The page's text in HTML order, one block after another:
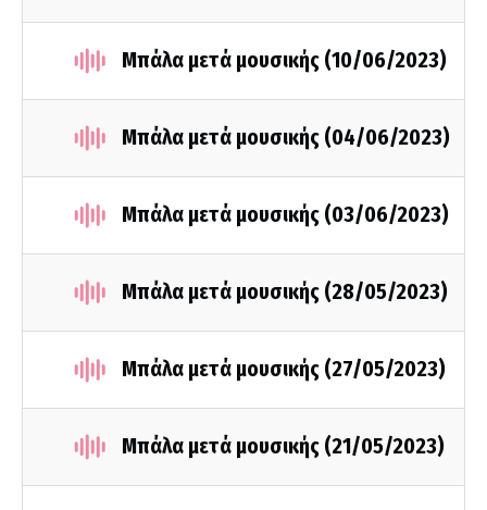
Μπάλα μετά μουσικής (10/06/2023)
Μπάλα μετά μουσικής (04/06/2023)
Μπάλα μετά μουσικής (03/06/2023)
Μπάλα μετά μουσικής (28/05/2023)
Μπάλα μετά μουσικής (27/05/2023)
Μπάλα μετά μουσικής (21/05/2023)